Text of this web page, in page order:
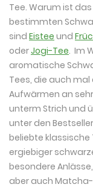
Tee. Warum ist
bestimmten
sind Eistee und
oderJogi-Tee. Im
aromatische
Tees, die auch mal
Aufwärmen an
unterm Strich und
unter den
beliebte klassische
ergiebiger
besondere
aber auch Matcha-